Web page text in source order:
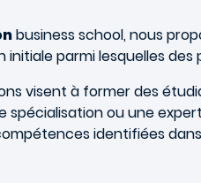
business school, nous
parmi lesquelles des
visent à former des
spécialisation ou une
identifiées